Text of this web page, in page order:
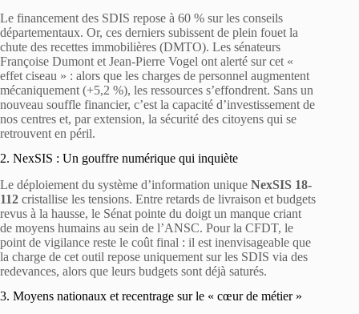
Le financement des SDIS repose à 60 % sur les conseils
départementaux. Or, ces derniers subissent de plein fouet la
chute des recettes immobilières (DMTO). Les sénateurs
Françoise Dumont et Jean-Pierre Vogel ont alerté sur cet «
effet ciseau » : alors que les charges de personnel augmentent
mécaniquement (+5,2 %), les ressources s’effondrent. Sans un
nouveau souffle financier, c’est la capacité d’investissement de
nos centres et, par extension, la sécurité des citoyens qui se
retrouvent en péril.
2. NexSIS : Un gouffre numérique qui inquiète
Le déploiement du système d’information unique NexSIS 18-
112 cristallise les tensions. Entre retards de livraison et budgets
revus à la hausse, le Sénat pointe du doigt un manque criant
de moyens humains au sein de l’ANSC. Pour la CFDT, le
point de vigilance reste le coût final : il est inenvisageable que
la charge de cet outil repose uniquement sur les SDIS via des
redevances, alors que leurs budgets sont déjà saturés.
3. Moyens nationaux et recentrage sur le « cœur de métier »